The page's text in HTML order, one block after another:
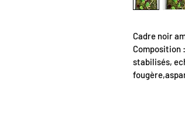
Cadre noir
Composition
stabilisés,